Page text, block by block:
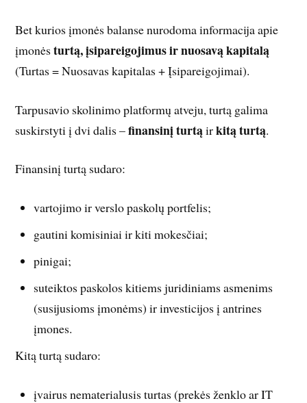
Bet kurios įmonės balanse nurodoma informacija apie
įmonėsturtą, įsipareigojimus ir nuosavą kapitalą
(Turtas = Nuosavas kapitalas + Įsipareigojimai).
Tarpusavio skolinimo platformų atveju, turtą galima
suskirstyti į dvi dalis –finansinį turtąirkitą turtą.
Finansinį turtą sudaro:
vartojimo ir verslo paskolų portfelis;
gautini komisiniai ir kiti mokesčiai;
pinigai;
suteiktos paskolos kitiems juridiniams asmenims
(susijusioms įmonėms) ir investicijos į antrines
įmones.
Kitą turtą sudaro:
įvairus nematerialusis turtas (prekės ženklo ar IT